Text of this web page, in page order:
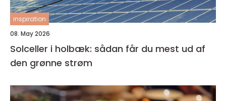
inspiration
08. May 2026
Solceller i holbæk: sådan får du mest ud af
den grønne strøm